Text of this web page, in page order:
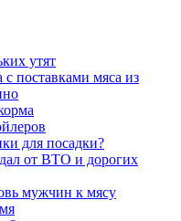
утят
с поставками мяса из
для посадки?
от ВТО и дорогих
мужчин к мясу